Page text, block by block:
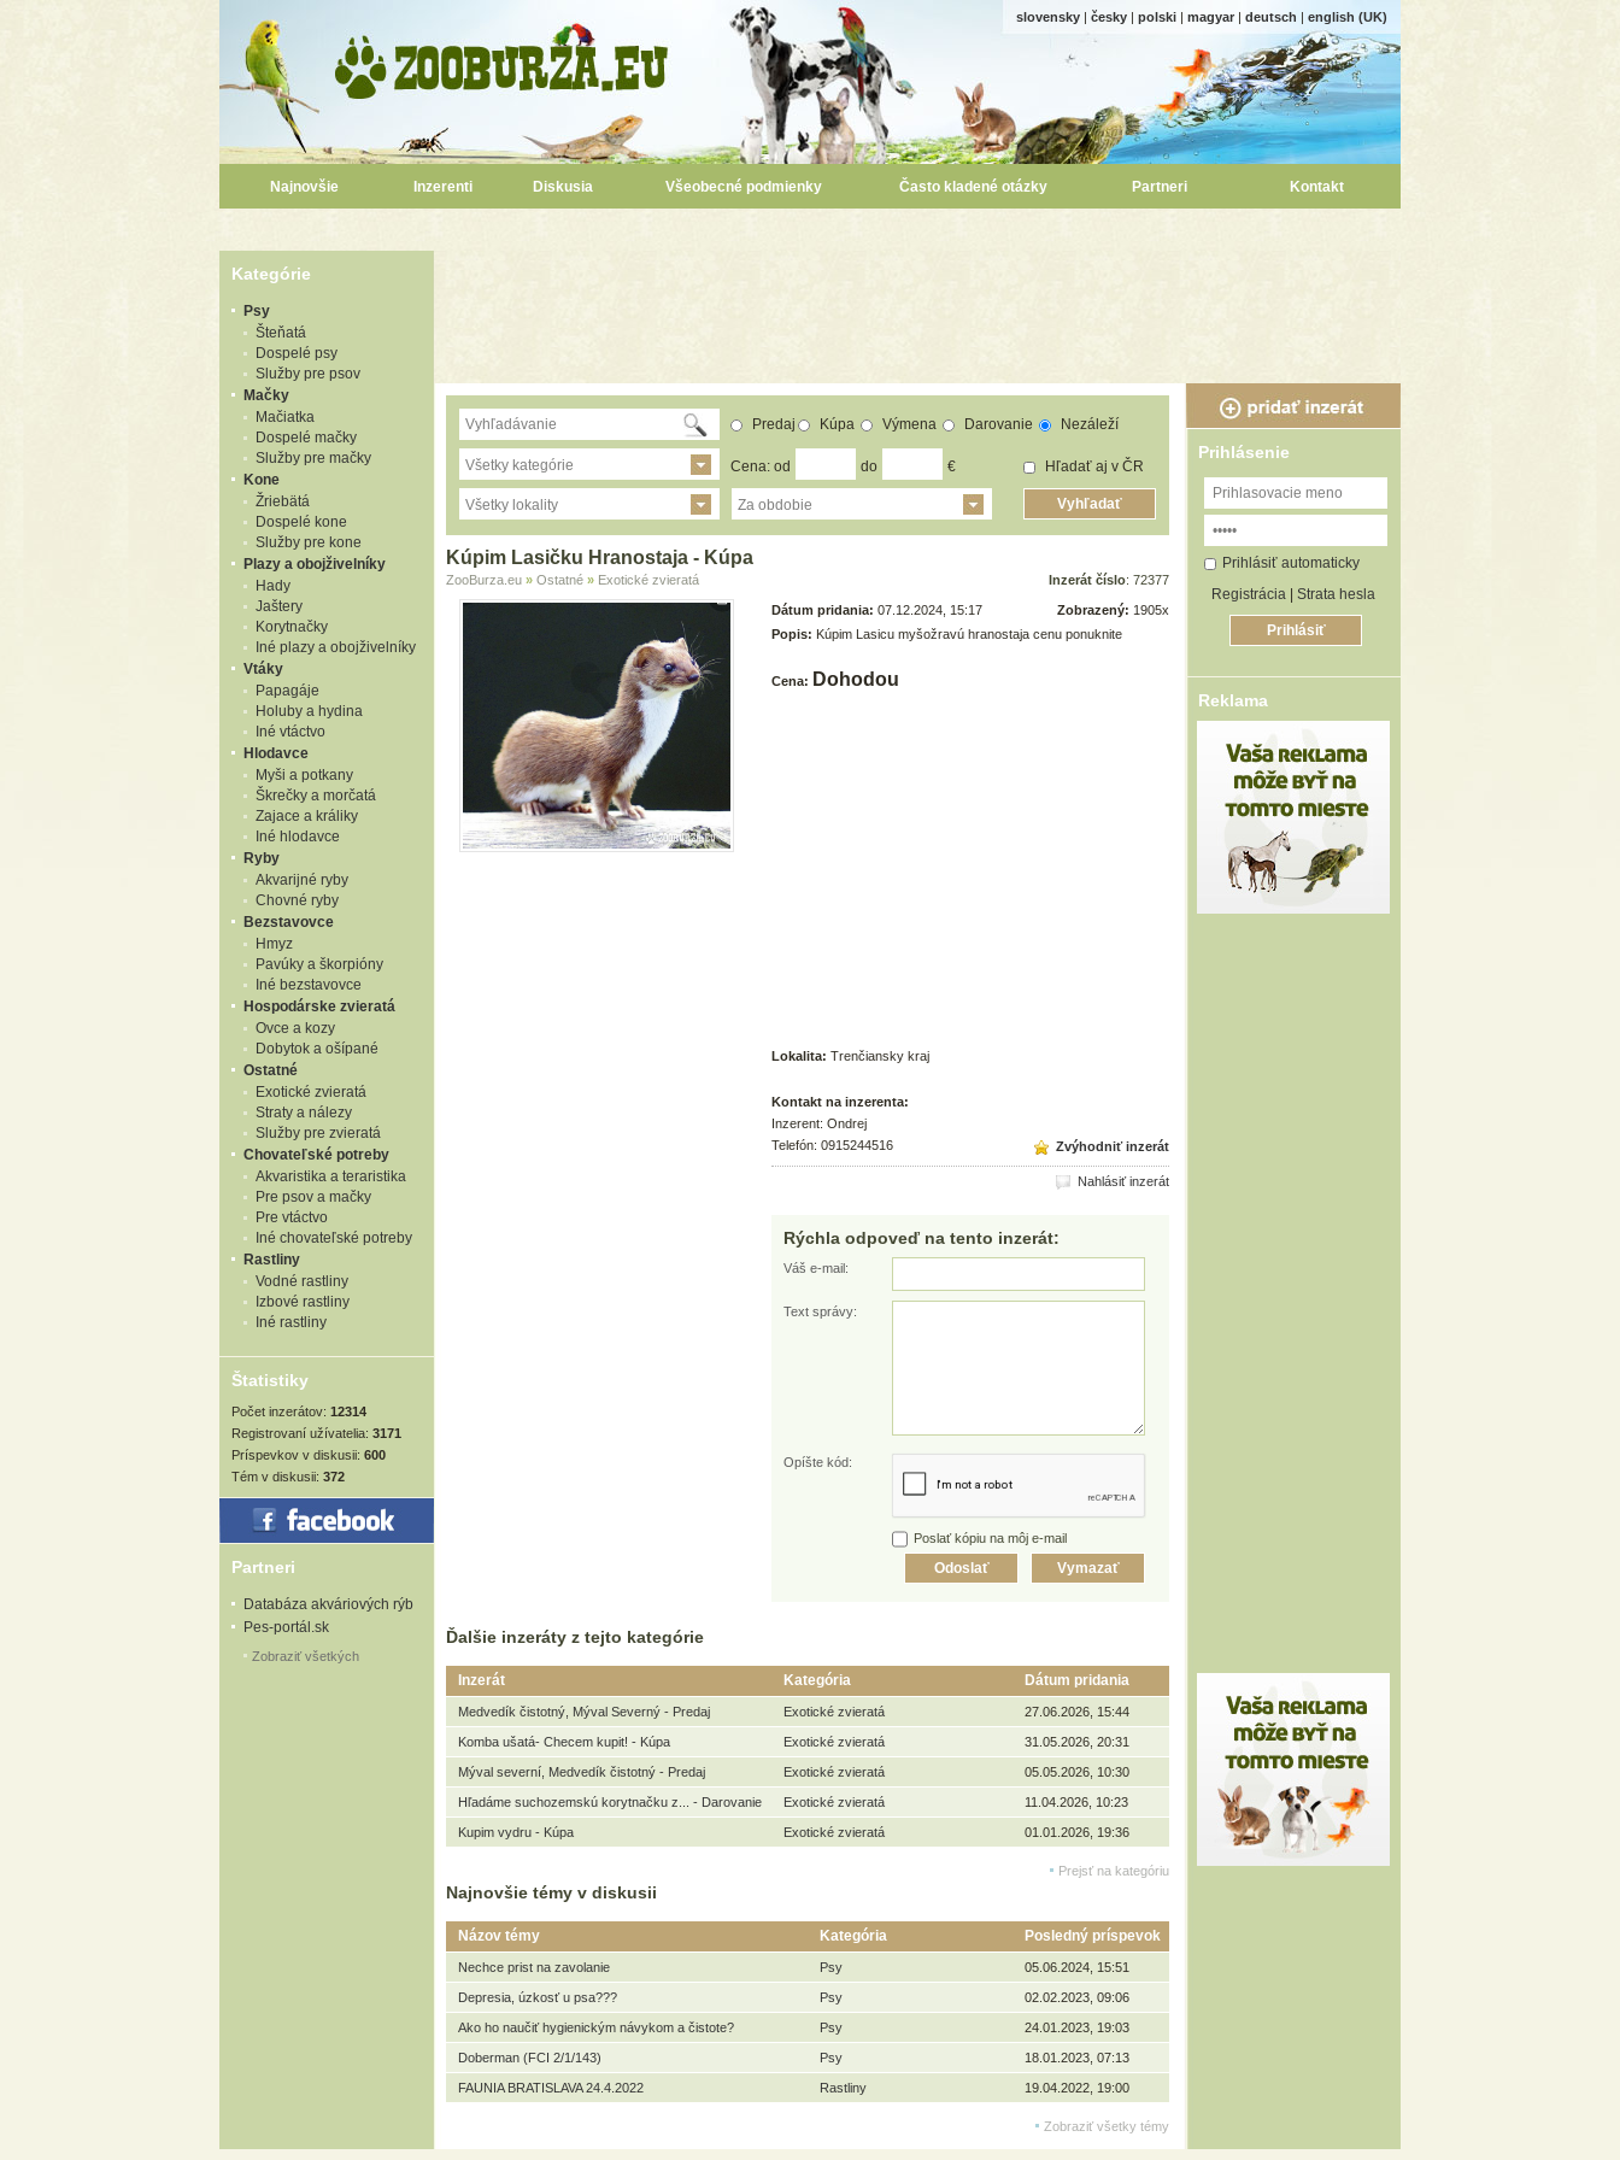
slovensky | česky | polski | magyar | deutsch | english (UK)
Najnovšie Inzerenti Diskusia Všeobecné podmienky Často kladené otázky Partneri Kontakt
Kategórie
Psy
Šteňatá
Dospelé psy
Služby pre psov
Mačky
Mačiatka
Dospelé mačky
Služby pre mačky
Kone
Žriebätá
Dospelé kone
Služby pre kone
Plazy a obojživelníky
Hady
Jaštery
Korytnačky
Iné plazy a obojživelníky
Vtáky
Papagáje
Holuby a hydina
Iné vtáctvo
Hlodavce
Myši a potkany
Škrečky a morčatá
Zajace a králiky
Iné hlodavce
Ryby
Akvarijné ryby
Chovné ryby
Bezstavovce
Hmyz
Pavúky a škorpióny
Iné bezstavovce
Hospodárske zvieratá
Ovce a kozy
Dobytok a ošípané
Ostatné
Exotické zvieratá
Straty a nálezy
Služby pre zvieratá
Chovateľské potreby
Akvaristika a teraristika
Pre psov a mačky
Pre vtáctvo
Iné chovateľské potreby
Rastliny
Vodné rastliny
Izbové rastliny
Iné rastliny
Štatistiky
Počet inzerátov: 12314
Registrovaní užívatelia: 3171
Príspevkov v diskusii: 600
Tém v diskusii: 372
Partneri
Databáza akváriových rýb
Pes-portál.sk
Zobraziť všetkých
Všetky kategórie
Všetky lokality
Predaj Kúpa Výmena Darovanie Nezáleží
Cena: od do €
Za obdobie
Hľadať aj v ČR
Kúpim Lasičku Hranostaja - Kúpa
ZooBurza.eu » Ostatné » Exotické zvieratá Inzerát číslo: 72377
Dátum pridania: 07.12.2024, 15:17 Zobrazený: 1905x
Popis: Kúpim Lasicu myšožravú hranostaja cenu ponuknite
Cena: Dohodou
Lokalita: Trenčiansky kraj
Kontakt na inzerenta:
Inzerent: Ondrej
Telefón: 0915244516
Nahlásiť inzerát
Zvýhodniť inzerát
Rýchla odpoveď na tento inzerát:
Váš e-mail:
Text správy:
Opíšte kód:
Poslať kópiu na môj e-mail
Ďalšie inzeráty z tejto kategórie
Inzerát Kategória Dátum pridania
Medvedík čistotný, Mýval Severný - Predaj Exotické zvieratá 27.06.2026, 15:44
Komba ušatá- Checem kupit! - Kúpa Exotické zvieratá 31.05.2026, 20:31
Mýval severní, Medvedík čistotný - Predaj Exotické zvieratá 05.05.2026, 10:30
Hľadáme suchozemskú korytnačku z... - Darovanie Exotické zvieratá 11.04.2026, 10:23
Kupim vydru - Kúpa Exotické zvieratá 01.01.2026, 19:36
Prejsť na kategóriu
Najnovšie témy v diskusii
Názov témy Kategória Posledný príspevok
Nechce prist na zavolanie Psy 05.06.2024, 15:51
Depresia, úzkosť u psa??? Psy 02.02.2023, 09:06
Ako ho naučiť hygienickým návykom a čistote? Psy 24.01.2023, 19:03
Doberman (FCI 2/1/143) Psy 18.01.2023, 07:13
FAUNIA BRATISLAVA 24.4.2022 Rastliny 19.04.2022, 19:00
Zobraziť všetky témy
Prihlásenie
Prihlásiť automaticky
Registrácia
Strata hesla
Reklama